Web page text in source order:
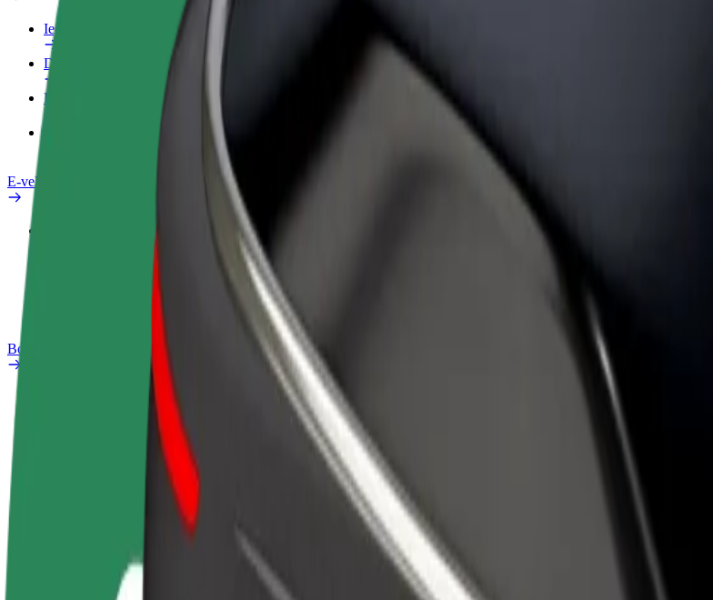
Ieguvumi
Darba Profils
Pakalpojumi
Bolt Food uzņēmumiem
E-velosipēdi
Drošības laboratorija
Bolt Plus
Gūsti ieņēmumus, kā
Kļūsti par kurjeru
Piegādā ēdienu un saņem izmaksu
Pievieno restorānu vai veikalu
Sasniedz vairāk klientu un paaugstini
ieņēmumus